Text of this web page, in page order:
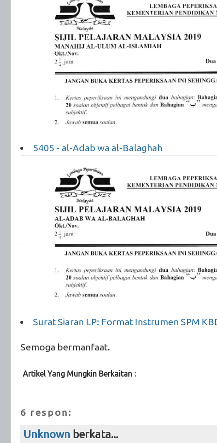
5405 - al-Adab wa al-Balaghah
Surat Siaran LP: Format Instrumen SPM
Semoga bermanfaat.
Artikel Yang Mungkin Berkaitan :
6 respon:
Unknown berkata...